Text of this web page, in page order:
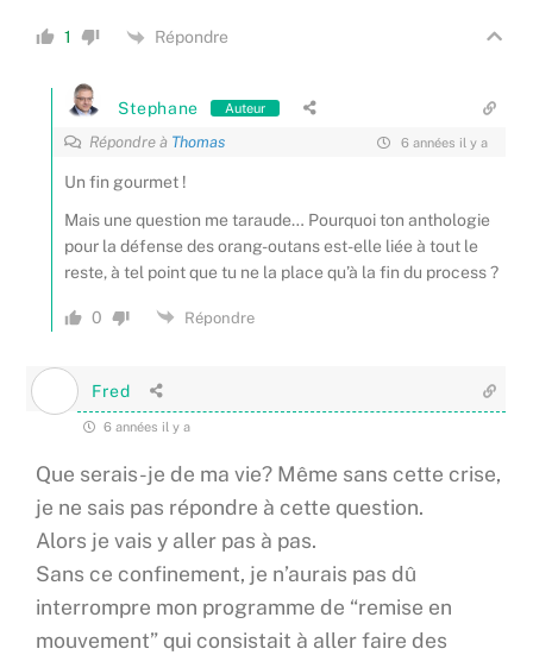
1 Répondre
Stephane Auteur
Répondre à Thomas 6 années il y a
Un fin gourmet !
Mais une question me taraude… Pourquoi ton anthologie
pour la défense des orang-outans est-elle liée à tout le
reste, à tel point que tu ne la place qu’à la fin du process ?
0 Répondre
Fred
6 années il y a
Que serais-je de ma vie? Même sans cette crise,
je ne sais pas répondre à cette question.
Alors je vais y aller pas à pas.
Sans ce confinement, je n’aurais pas dû
interrompre mon programme de “remise en
mouvement” qui consistait à aller faire des